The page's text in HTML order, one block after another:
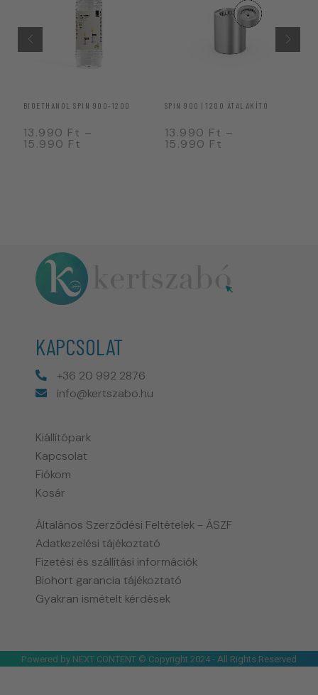
BIOETHANOL SPIN 900-1200
13.990 Ft –
15.990 Ft
SPIN 900 | 1200 ÁTALAKÍTÓ
13.990 Ft –
15.990 Ft
KAPCSOLAT
+36 20 992 2876
info@kertszabo.hu
Kiállítópark
Kapcsolat
Fiókom
Kosár
Általános Szerződési Feltételek - ÁSZF
Adatkezelési tájékoztató
Fizetési és szállítási információk
Biohort garancia tájékoztató
Gyakran ismételt kérdések
Powered by NEXT CONTENT © Copyright 2024 - All Rights Reserved